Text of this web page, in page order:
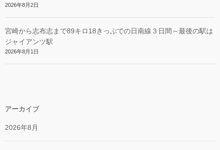
2026年8月2日
宮崎から志布志まで89キロ18きっぷでの日南線３日間～最後の駅は
ジャイアンツ駅
2026年8月1日
アーカイブ
2026年8月